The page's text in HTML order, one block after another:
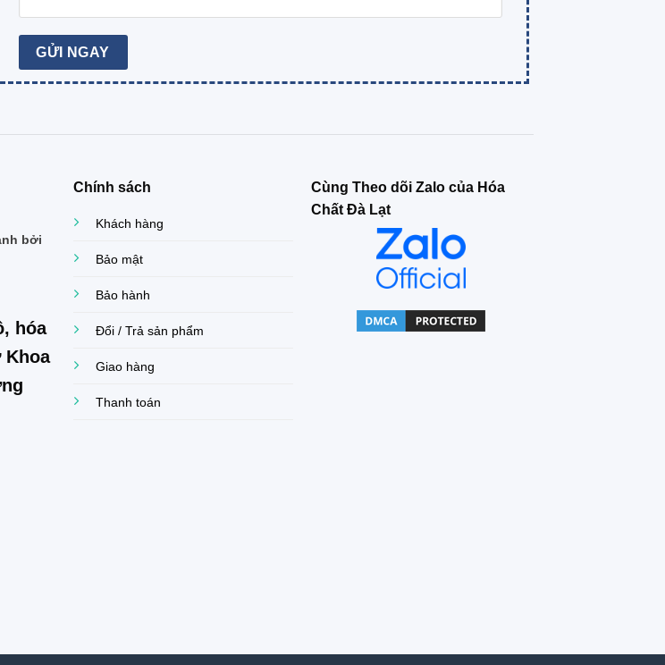
bởi
hóa
Khoa
Chính sách
Khách hàng
Bảo mật
Bảo hành
Đổi / Trả sản phẩm
Giao hàng
Thanh toán
Cùng Theo dõi Zalo của Hóa
Chất Đà Lạt